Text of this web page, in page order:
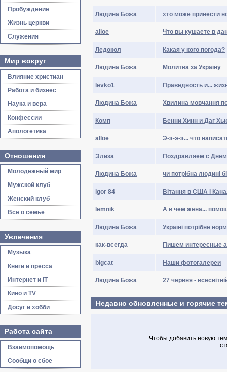
Пробуждение
Жизнь церкви
Служения
Мир вокруг
Влияние христиан
Работа и бизнес
Наука и вера
Конфессии
Апологетика
Отношения
Молодежный мир
Мужской клуб
Женский клуб
Все о семье
Увлечения
Музыка
Книги и пресса
Интернет и IT
Кино и TV
Досуг и хобби
Работа сайта
Взаимопомощь
Сообщи о сбое
Людина Божа хто може принести
alloe Что вы кушаете в
Ледокол Какая у кого погода?
Людина Божа Молитва за Україну
levko1 Праведность и...
Людина Божа Хвилина мовчання по
Комп Бенни Хинн и Даг
alloe Э-э-э-э... что
Элиза Поздравляем с
Людина Божа чи потрібна людині
igor 84 Вітання в США і
lemnik А в чем жена...
Людина Божа Україні потрібне
кaк-вceгдa Пишем интересные
bigcat Наши фотогалереи
Людина Божа 27 червня -
Недавно обновленные и горячие
Чтобы добавить новую